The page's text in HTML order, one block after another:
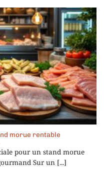
morue rentable
pour un stand morue
Sur un [...]